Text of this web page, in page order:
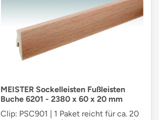
MEISTER Sockelleisten Fußleisten
Buche 6201 - 2380 x 60 x 20 mm
Clip: PSC901 | 1 Paket reicht für ca. 20